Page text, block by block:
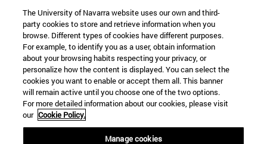
The University of Navarra website uses our own and third-
party cookies to store and retrieve information when you
browse. Different types of cookies have different purposes.
For example, to identify you as a user, obtain information
about your browsing habits respecting your privacy, or
personalize how the content is displayed. You can select the
cookies you want to enable or accept them all. This banner
will remain active until you choose one of the two options.
For more detailed information about our cookies, please visit
our Cookie Policy.
Manage cookies